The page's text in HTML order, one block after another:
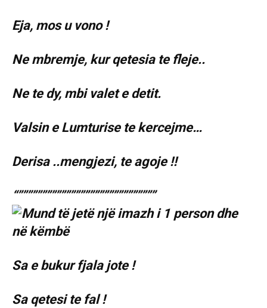
Eja, mos u vono !
Ne mbremje, kur qetesia te fleje..
Ne te dy, mbi valet e detit.
Valsin e Lumturise te kercejme…
Derisa ..mengjezi, te agoje !!
“”””””””””””””””””””””””””””””
Sa e bukur fjala jote !
Sa qetesi te fal !